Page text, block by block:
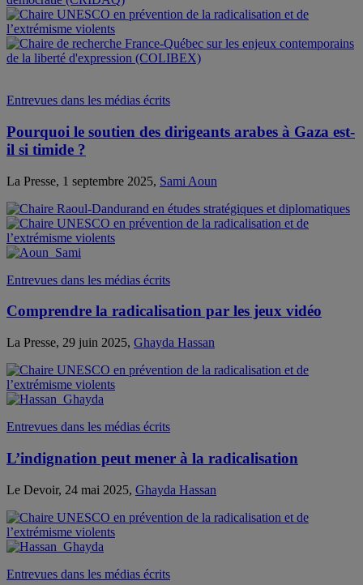
Entrevues dans les médias écrits
Pourquoi le soutien des dirigeants arabes à Gaza est-
il si timide ?
La Presse, 1 septembre 2025, Sami Aoun
Entrevues dans les médias écrits
Comprendre la radicalisation par les jeux vidéo
La Presse, 29 juin 2025, Ghayda Hassan
Entrevues dans les médias écrits
L’indignation peut mener à la radicalisation
Le Devoir, 24 mai 2025, Ghayda Hassan
Entrevues dans les médias écrits